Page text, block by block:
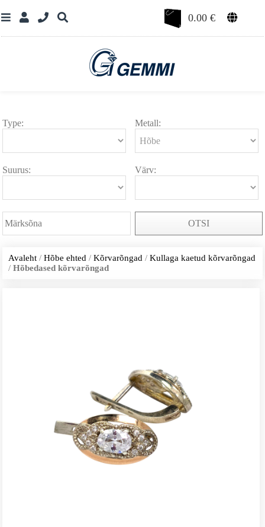
0.00€
Type: Metall:
Suurus: Värv:
OTSI
Avaleht /Hõbe ehted /Kõrvarõngad /Kullaga kaetud kõrvarõngad
/Hõbedased kõrvarõngad